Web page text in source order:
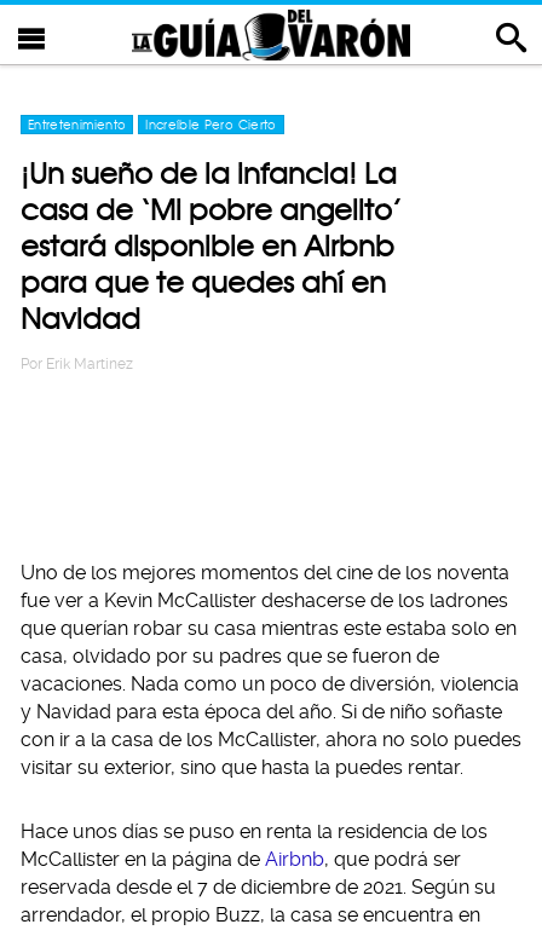
Entretenimiento Increíble Pero Cierto
¡Un sueño de la infancia! La
casa de ‘Mi pobre angelito’
estará disponible en Airbnb
para que te quedes ahí en
Navidad
Por Erik Martinez
Uno de los mejores momentos del cine de los noventa
fue ver a Kevin McCallister deshacerse de los ladrones
que querían robar su casa mientras este estaba solo en
casa, olvidado por su padres que se fueron de
vacaciones. Nada como un poco de diversión, violencia
y Navidad para esta época del año. Si de niño soñaste
con ir a la casa de los McCallister, ahora no solo puedes
visitar su exterior, sino que hasta la puedes rentar.
Hace unos días se puso en renta la residencia de los
McCallister en la página de Airbnb, que podrá ser
reservada desde el 7 de diciembre de 2021. Según su
arrendador, el propio Buzz, la casa se encuentra en